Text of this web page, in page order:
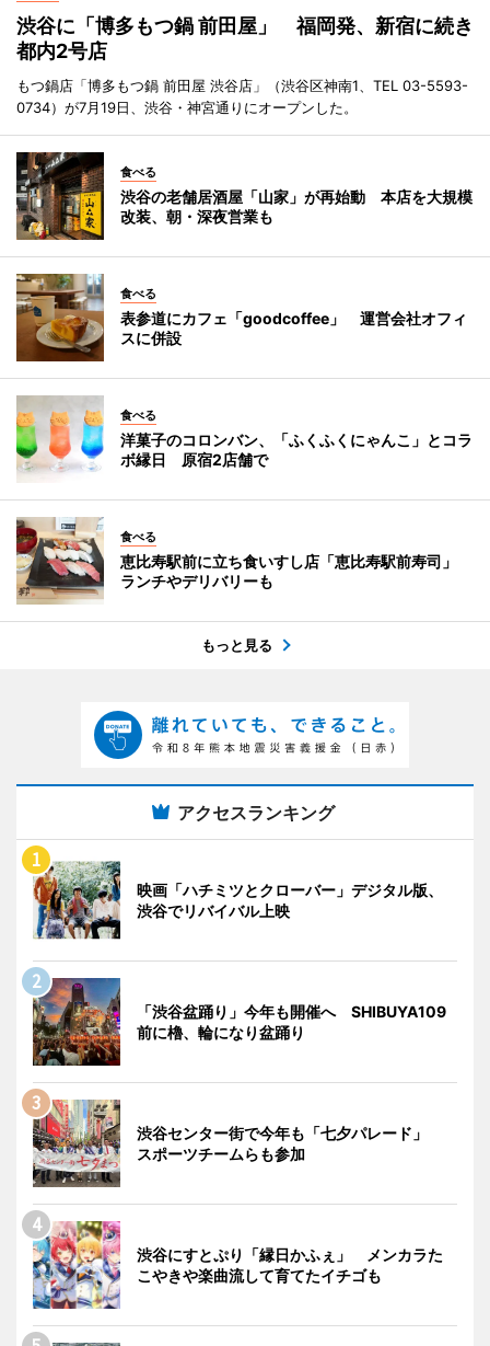
渋谷に「博多もつ鍋 前田屋」 福岡発、新宿に続き
都内2号店
もつ鍋店「博多もつ鍋 前田屋 渋谷店」（渋谷区神南1、TEL 03-5593-
0734）が7月19日、渋谷・神宮通りにオープンした。
食べる
渋谷の老舗居酒屋「山家」が再始動 本店を大規模
改装、朝・深夜営業も
食べる
表参道にカフェ「goodcoffee」 運営会社オフィ
スに併設
食べる
洋菓子のコロンバン、「ふくふくにゃんこ」とコラ
ボ縁日 原宿2店舗で
食べる
恵比寿駅前に立ち食いすし店「恵比寿駅前寿司」
ランチやデリバリーも
もっと見る
アクセスランキング
映画「ハチミツとクローバー」デジタル版、
渋谷でリバイバル上映
「渋谷盆踊り」今年も開催へ SHIBUYA109
前に櫓、輪になり盆踊り
渋谷センター街で今年も「七夕パレード」
スポーツチームらも参加
渋谷にすとぷり「縁日かふぇ」 メンカラた
こやきや楽曲流して育てたイチゴも